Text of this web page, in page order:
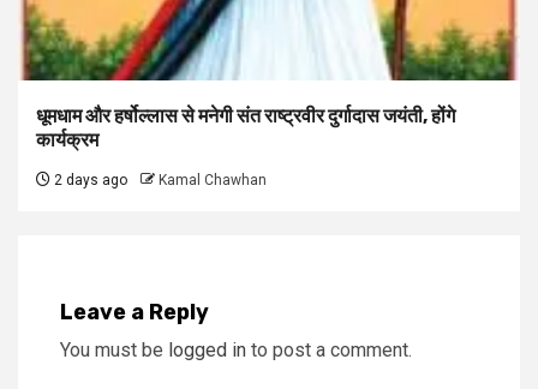
धूमधाम और हर्षोल्लास से मनेगी संत राष्ट्रवीर दुर्गादास जयंती, होंगे
कार्यक्रम
2 days ago Kamal Chawhan
Leave a Reply
You must be logged in to post a comment.